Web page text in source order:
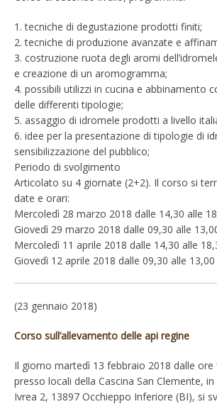
1. tecniche di degustazione prodotti finiti;
2. tecniche di produzione avanzate e
3. costruzione ruota degli aromi
e creazione di un aromogramma;
4. possibili utilizzi in cucina e abbinamento
delle differenti tipologie;
5. assaggio di idromele prodotti a livello
6. idee per la presentazione di tipologie di
sensibilizzazione del pubblico;
Periodo di svolgimento
Articolato su 4 giornate (2+2). Il corso si
date e orari:
Mercoledì 28 marzo 2018 dalle 14,30 alle
Giovedì 29 marzo 2018 dalle 09,30 alle
Mercoledì 11 aprile 2018 dalle 14,30 alle
Giovedì 12 aprile 2018 dalle 09,30 alle 13,00
(23 gennaio 2018)
Corso sull’allevamento delle api regine
Il giorno martedì 13 febbraio 2018 dalle ore
presso locali della Cascina San Clemente,
Ivrea 2, 13897 Occhieppo Inferiore (BI), si